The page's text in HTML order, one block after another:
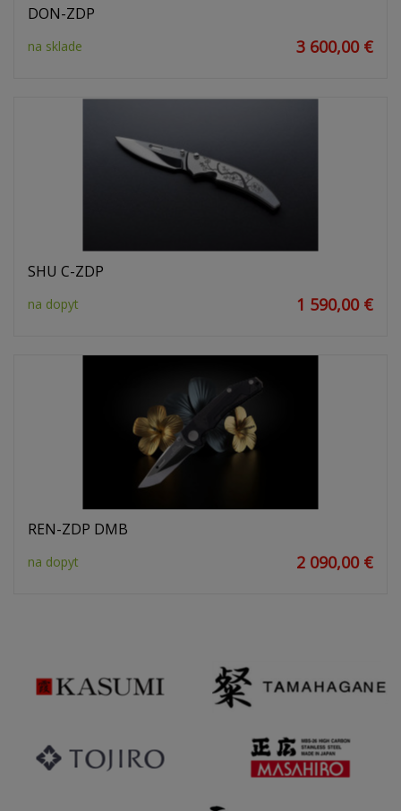
DON-ZDP
na sklade 3 600,00 €
SHU C-ZDP
na dopyt 1 590,00 €
REN-ZDP DMB
na dopyt 2 090,00 €